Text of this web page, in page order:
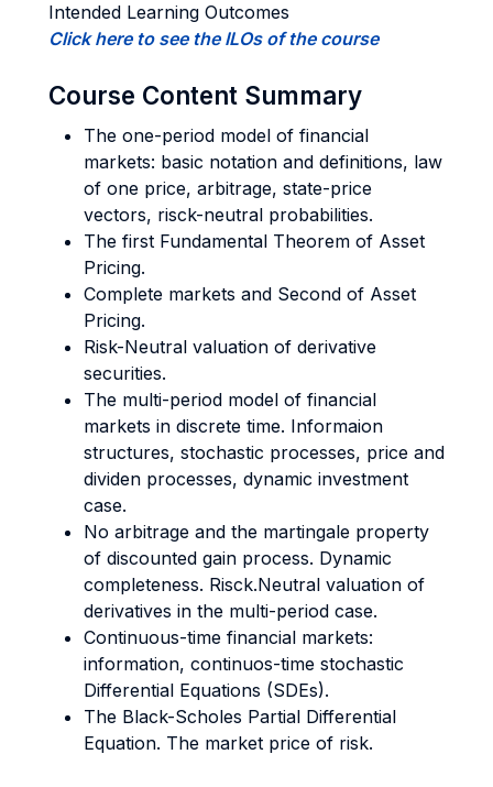
Intended Learning Outcomes
Click here to see the ILOs of the course
Course Content Summary
The one-period model of financial
markets: basic notation and definitions, law
of one price, arbitrage, state-price
vectors, risck-neutral probabilities.
The first Fundamental Theorem of Asset
Pricing.
Complete markets and Second of Asset
Pricing.
Risk-Neutral valuation of derivative
securities.
The multi-period model of financial
markets in discrete time. Informaion
structures, stochastic processes, price and
dividen processes, dynamic investment
case.
No arbitrage and the martingale property
of discounted gain process. Dynamic
completeness. Risck.Neutral valuation of
derivatives in the multi-period case.
Continuous-time financial markets:
information, continuos-time stochastic
Differential Equations (SDEs).
The Black-Scholes Partial Differential
Equation. The market price of risk.